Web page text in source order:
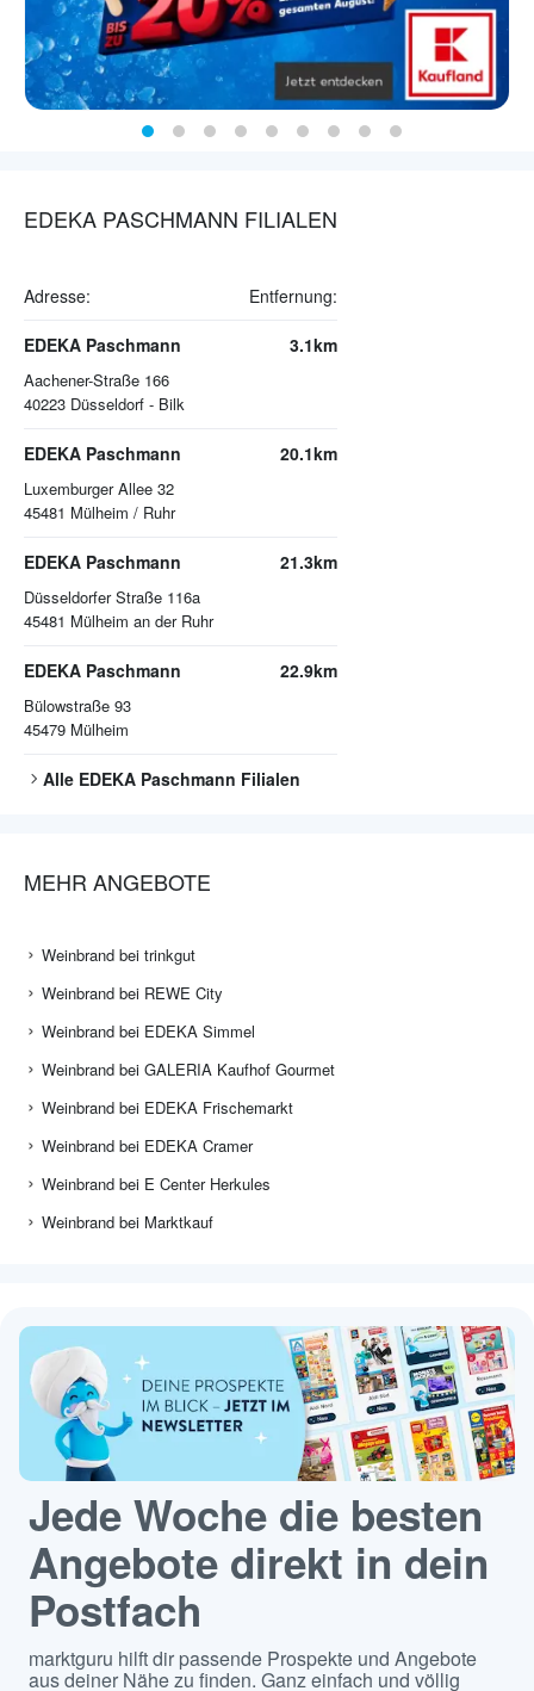
EDEKA PASCHMANN FILIALEN
Adresse: Entfernung:
EDEKA Paschmann
Aachener-Straße 166
40223 Düsseldorf - Bilk
3.1km
EDEKA Paschmann
Luxemburger Allee 32
45481 Mülheim / Ruhr
20.1km
EDEKA Paschmann
Düsseldorfer Straße 116a
45481 Mülheim an der Ruhr
21.3km
EDEKA Paschmann
Bülowstraße 93
45479 Mülheim
22.9km
Alle EDEKA Paschmann Filialen
MEHR ANGEBOTE
Weinbrand bei trinkgut
Weinbrand bei REWE City
Weinbrand bei EDEKA Simmel
Weinbrand bei GALERIA Kaufhof Gourmet
Weinbrand bei EDEKA Frischemarkt
Weinbrand bei EDEKA Cramer
Weinbrand bei E Center Herkules
Weinbrand bei Marktkauf
Jede Woche die besten
Angebote direkt in dein
Postfach
marktguru hilft dir passende Prospekte und Angebote
aus deiner Nähe zu finden. Ganz einfach und völlig